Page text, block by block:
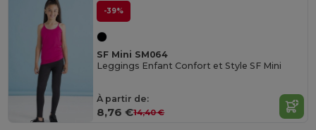
-39%
SF Mini SM064
Leggings Enfant Confort et Style SF Mini
À partir de:
8,76 €14,40 €